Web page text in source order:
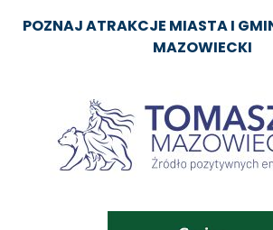
oficjalny
turystyczny
Tomaszowa
Mazowieckiego
POZNAJ ATRAKCJE MIASTA I
MAZOWIECKI